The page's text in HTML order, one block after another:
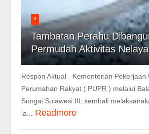
3
Tambatan Perahu
Permudah Aktivitas
Respon Aktual - Kementerian Pekerjaan
Perumahan Rakyat ( PUPR ) melalui
Sungai Sulawesi III, kembali
la...
Readmore